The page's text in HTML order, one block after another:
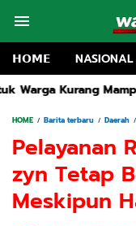
𝗛𝗢𝗠𝗘 NASIONAL
Di Kolaka Dugaan
HOME Barita terbaru Daerah
Pelayanan
zyn Tetap
Meskipun